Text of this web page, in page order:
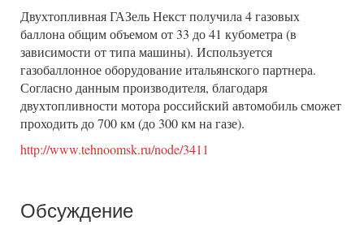
Двухтопливная ГАЗель Некст получила 4 газовых
баллона общим объемом от 33 до 41 кубометра (в
зависимости от типа машины). Используется
газобаллонное оборудование итальянского партнера.
Согласно данным производителя, благодаря
двухтопливности мотора российский автомобиль сможет
проходить до 700 км (до 300 км на газе).
http://www.tehnoomsk.ru/node/3411
Обсуждение